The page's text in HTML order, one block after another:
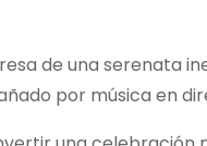
de una serenata
por música en